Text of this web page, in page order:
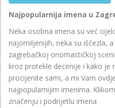
Najpopularnija imena u
Neka osobna imena su već
najomiljenijih, neka su iščezla,
zagrebačkoj onomastičkoj
kroz protekle decenije i kako je
procijenite sami, a mi Vam
najpopularnijim imenima.
značenju i podrijetlu imena